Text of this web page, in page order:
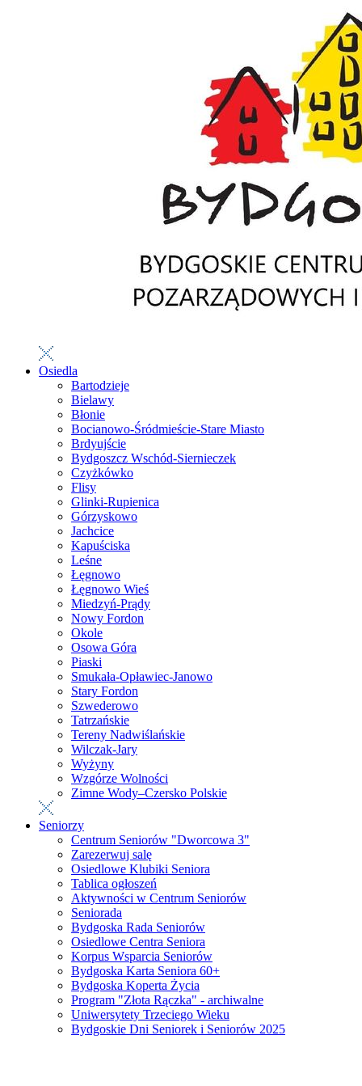
Osiedla
Bartodzieje
Bielawy
Błonie
Bocianowo-Śródmieście-Stare Miasto
Brdyujście
Bydgoszcz Wschód-Siernieczek
Czyżkówko
Flisy
Glinki-Rupienica
Górzyskowo
Jachcice
Kapuściska
Leśne
Łęgnowo
Łęgnowo Wieś
Miedzyń-Prądy
Nowy Fordon
Okole
Osowa Góra
Piaski
Smukała-Opławiec-Janowo
Stary Fordon
Szwederowo
Tatrzańskie
Tereny Nadwiślańskie
Wilczak-Jary
Wyżyny
Wzgórze Wolności
Zimne Wody–Czersko Polskie
Seniorzy
Centrum Seniorów "Dworcowa 3"
Zarezerwuj salę
Osiedlowe Klubiki Seniora
Tablica ogłoszeń
Aktywności w Centrum Seniorów
Seniorada
Bydgoska Rada Seniorów
Osiedlowe Centra Seniora
Korpus Wsparcia Seniorów
Bydgoska Karta Seniora 60+
Bydgoska Koperta Życia
Program "Złota Rączka" - archiwalne
Uniwersytety Trzeciego Wieku
Bydgoskie Dni Seniorek i Seniorów 2025